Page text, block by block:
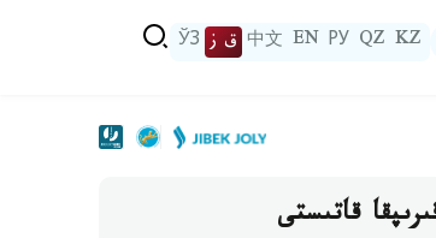
KZ
QZ
РУ
EN
中文 ق ز ЎЗ
قاتىستى